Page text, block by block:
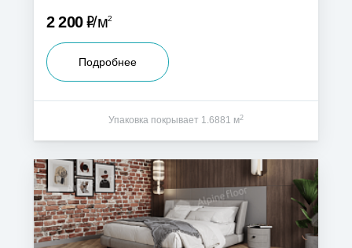
2 200Р м2
Подробнее
Упаковка покрывает 1.6881 м2